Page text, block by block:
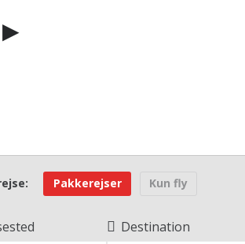
Pakkerejser Kun fly
Destination